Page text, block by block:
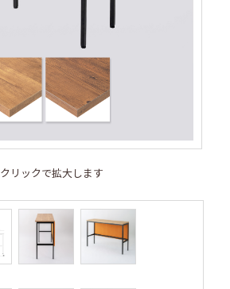
クリックで拡大します